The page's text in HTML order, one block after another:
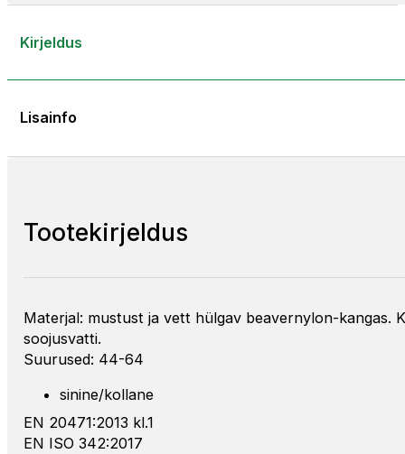
Kirjeldus
Lisainfo
Tootekirjeldus
Materjal: mustust ja vett hülgav beavernylon-kangas.
soojusvatti.
Suurused: 44-64
sinine/kollane
EN 20471:2013 kl.1
EN ISO 342:2017